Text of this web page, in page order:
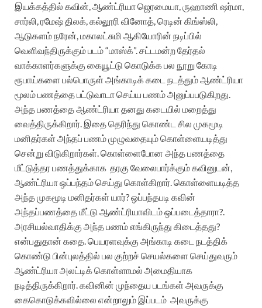
இயக்கத்தில் கவின், ஆண்ட்ரியா ஜெரமையா, ருஹாணி ஷர்மா,
சார்லி, ரமேஷ் திலக், கல்லூரி வினோத், ரெடின் கிங்ஸ்லி,
ஆடுகளம் நரேன், மகாலட்சுமி ஆகியோரின் நடிப்பில்
வெளிவந்திருக்கும் படம் “மாஸ்க்”. சட்டமன்ற தேர்தல்
வாக்காளர்களுக்கு கையூட்டு கொடுக்க பல நூறு கோடி
ரூபாய்களை பல்பொருள் அங்காடிக் கடை நடத்தும் ஆண்ட்ரியா
மூலம் பணத்தை பட்டுவாடா செய்ய பணம் அனுப்பபடுகிறது.
அந்த பணத்தை ஆண்ட்ரியா தனது கடையில் மறைத்து
வைத்திருக்கிறார். இதை தெரிந்து கொண்ட சில முகமூடி
மனிதர்கள் அந்தப் பணம் முழுவதையும் கொள்ளையடித்து
சென்று விடுகிறார்கள். கொள்ளைபோன அந்த பணத்தை
மீட்டுத்தர பணத்துக்காக தரகு வேலைபார்க்கும் கவினுடன்,
ஆண்ட்ரியா ஒப்பந்தம் செய்து கொள்கிறார். கொள்ளையடித்த
அந்த முகமூடி மனிதர்கள் யார்? ஒப்பந்தபடி கவின்
அந்தப்பணத்தை மீட்டு ஆண்ட்ரியாவிடம் ஒப்படைத்தாரா?.
அரசியல்வாதிக்கு அந்த பணம் எங்கிருந்து கிடைத்தது?
என்பதுதான் கதை. பெயரளவுக்கு அங்காடி கடை நடத்திக்
கொண்டு பின்புலத்தில் பல குற்றச் செயல்களை செய்துவரும்
ஆண்ட்ரியா அலட்டிக் கொள்ளாமல் அமைதியாக
நடித்திருக்கிறார். கவினின் முந்தைய படங்கள் அவருக்கு
கைகொடுக்கவில்லை என்றாலும் இப்படம் அவருக்கு